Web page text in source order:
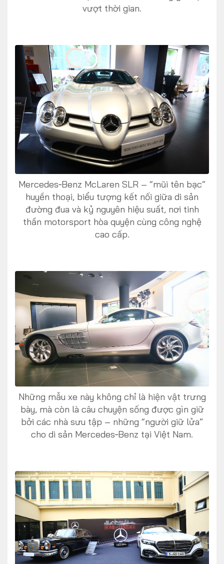
vượt thời gian.
Mercedes‑Benz McLaren SLR – “mũi tên bạc”
huyền thoại, biểu tượng kết nối giữa di sản
đường đua và kỷ nguyên hiệu suất, nơi tinh
thần motorsport hòa quyện cùng công nghệ
cao cấp.
Những mẫu xe này không chỉ là hiện vật trưng
bày, mà còn là câu chuyện sống được gìn giữ
bởi các nhà sưu tập – những “người giữ lửa”
cho di sản Mercedes‑Benz tại Việt Nam.